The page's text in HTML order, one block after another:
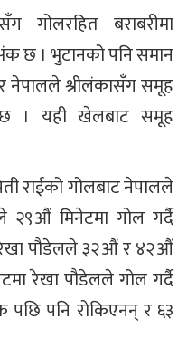
गोलरहित बराबरीमा
छ । भुटानको पनि समान
नेपालले श्रीलंकासँग समूह
। यही खेलबाट समूह
राईको गोलबाट नेपालले
२९औं मिनेटमा गोल गर्दै
रेखा पौडेलले ३२औं र ४२औं
रेखा पौडेलले गोल गर्दै
पछि पनि रोकिएनन् र ६३